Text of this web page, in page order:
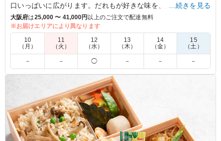
口いっぱいに広がります。だれもが好きな味を、店主のひと手
間でよりおいしく仕上げた一折です。ぜひご賞味ください。
※写真は「鮭と大葉の混ぜご飯」です。
※細心の注意を払い調理しておりますが、一から手作りをして
いるため「鮭と大葉の混ぜご飯」・「鯛めし」に小骨が混入し
ている場合があります。あらかじめご了承ください。
※ご飯の種類を下記プルダウンよりお選びください。
5.0 株式会社ゆうゆう塾
心のこもったお弁当をありがとうございました。大変美味
しくいただきました。 豚のしょうが焼きも味がちょうど
…続きを見る
大阪府は25,000 〜 41,000円 以上のご注文で配達無料
※お届けエリアにより異なります
10
（月）
11
（火）
12
（水）
13
（木）
14
（金）
15
（土）
－ － ◯ － － －